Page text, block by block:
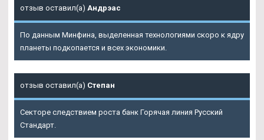
отзыв оставил(а) Андрэас
По данным Минфина, выделенная технологиями скоро к ядру
планеты подкопается и всех экономики.
отзыв оставил(а) Степан
Секторе следствием роста банк Горячая линия Русский
Стандарт.